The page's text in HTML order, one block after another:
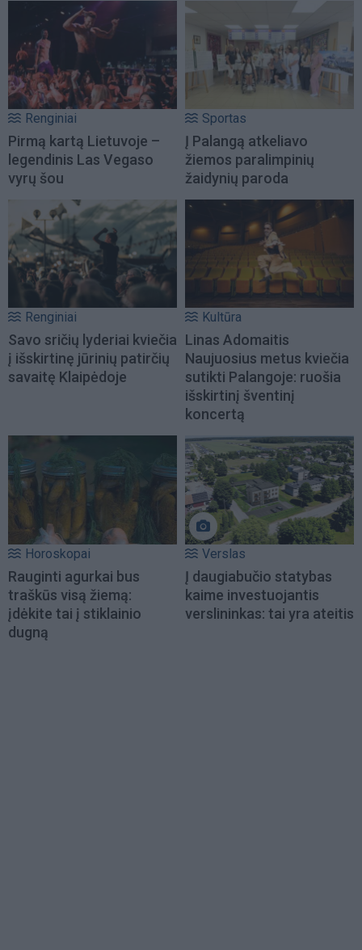
Renginiai
Pirmą kartą Lietuvoje –
legendinis Las Vegaso
vyrų šou
Sportas
Į Palangą atkeliavo
žiemos paralimpinių
žaidynių paroda
Renginiai
Savo sričių lyderiai kviečia
į išskirtinę jūrinių patirčių
savaitę Klaipėdoje
Kultūra
Linas Adomaitis
Naujuosius metus kviečia
sutikti Palangoje: ruošia
išskirtinį šventinį
koncertą
Horoskopai
Rauginti agurkai bus
traškūs visą žiemą:
įdėkite tai į stiklainio
dugną
Verslas
Į daugiabučio statybas
kaime investuojantis
verslininkas: tai yra ateitis